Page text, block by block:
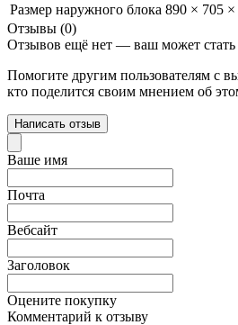
Размер наружного блока 890 × 705
Отзывы (0)
Отзывов ещё нет — ваш может
Помогите другим пользователям с
кто поделится своим мнением об
Написать отзыв
Ваше имя
Почта
Вебсайт
Заголовок
Оцените покупку
Комментарий к отзыву